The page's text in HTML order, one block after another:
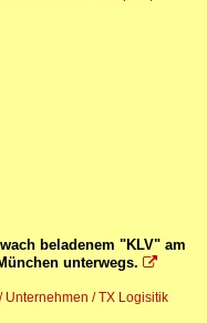
beladenem "KLV" am
unterwegs. 
Unternehmen / TX Logisitik